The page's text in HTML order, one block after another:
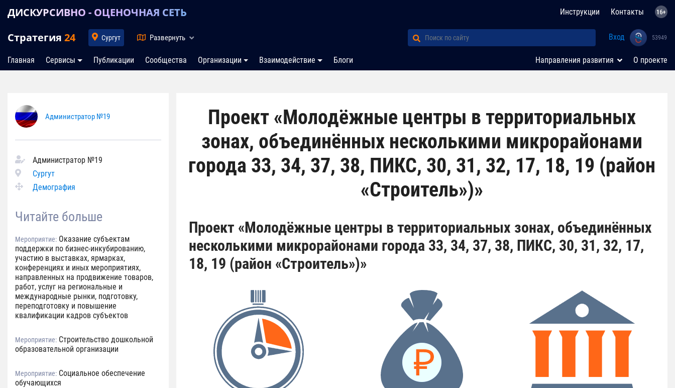
ДИСКУРСИВНО - ОЦЕНОЧНАЯ СЕТЬ Инструкции Контакты
Стратегия 24 Сургут Развернуть Вход 53949
Главная Сервисы Публикации Сообщества Организации Взаимодействие Блоги Направления развития О проекте
Администратор №19
Администратор №19
Сургут
Демография
Читайте больше
Мероприятие: Оказание субъектам
поддержки по бизнес-инкубированию,
участию в выставках, ярмарках,
конференциях и иных мероприятиях,
направленных на продвижение товаров,
работ, услуг на региональные и
международные рынки, подготовку,
переподготовку и повышение
квалификации кадров субъектов
Мероприятие: Строительство дошкольной
образовательной организации
Мероприятие: Социальное обеспечение
обучающихся
Проект «Молодёжные центры в территориальных
зонах, объединённых несколькими микрорайонами
города 33, 34, 37, 38, ПИКС, 30, 31, 32, 17, 18, 19 (район
«Строитель»)»
Проект «Молодёжные центры в территориальных зонах, объединённых
несколькими микрорайонами города 33, 34, 37, 38, ПИКС, 30, 31, 32, 17,
18, 19 (район «Строитель»)»